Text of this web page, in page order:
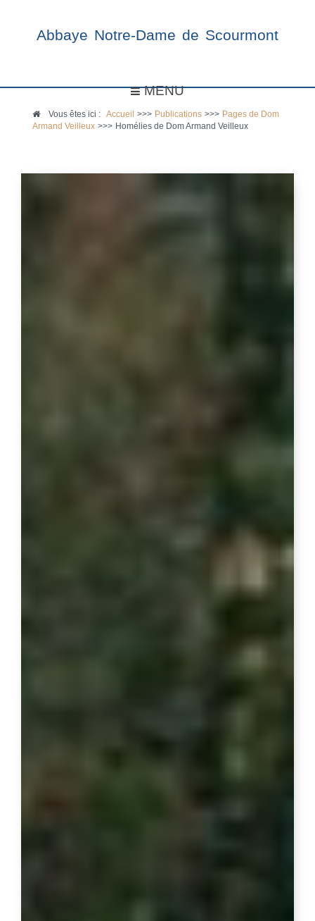
Abbaye Notre-Dame de Scourmont
MENU
Vous êtes ici :Accueil >>> Publications >>> Pages de Dom
Armand Veilleux >>> Homélies de Dom Armand Veilleux